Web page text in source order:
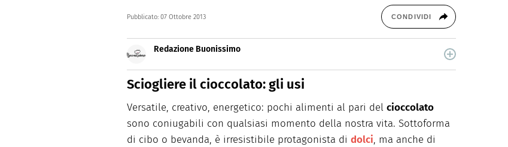
Pubblicato: 07 Ottobre 2013 CONDIVIDI
Redazione Buonissimo
Buonissimo è il magazine di cucina di Italiaonline nel quale trovi idee veloci,
facili e spiegate passo passo.
Sciogliere il cioccolato: gli usi
Versatile, creativo, energetico: pochi alimenti al pari del cioccolato
sono coniugabili con qualsiasi momento della nostra vita. Sottoforma
di cibo o bevanda, è irresistibile protagonista di dolci, ma anche di